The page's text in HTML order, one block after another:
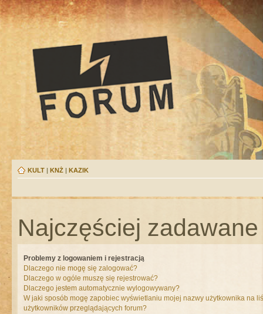
KULT | KNŻ | KAZIK
Najczęściej
Problemy z logowaniem i rejestracją
Dlaczego nie mogę się zalogować?
Dlaczego w ogóle muszę się rejestrować?
Dlaczego jestem automatycznie wylogowywany?
W jaki sposób mogę zapobiec wyświetlaniu mojej nazwy użytkownika na
użytkowników przeglądających forum?